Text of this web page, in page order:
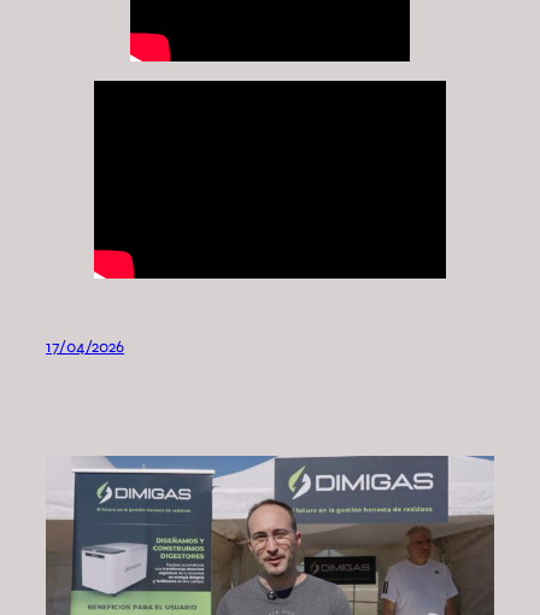
17/04/2026